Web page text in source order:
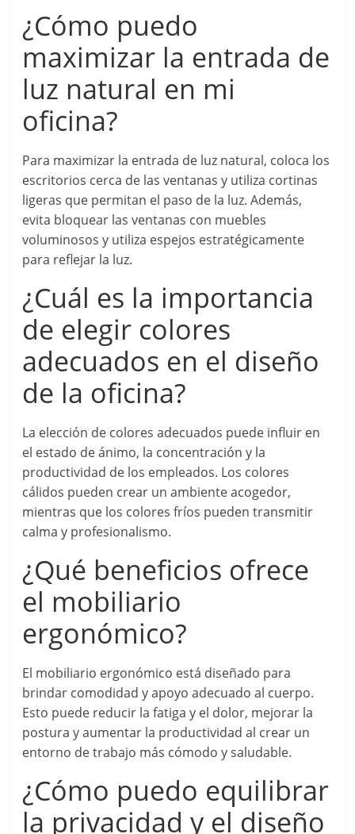
¿Cómo puedo
maximizar la entrada de
luz natural en mi
oficina?
Para maximizar la entrada de luz natural, coloca los
escritorios cerca de las ventanas y utiliza cortinas
ligeras que permitan el paso de la luz. Además,
evita bloquear las ventanas con muebles
voluminosos y utiliza espejos estratégicamente
para reflejar la luz.
¿Cuál es la importancia
de elegir colores
adecuados en el diseño
de la oficina?
La elección de colores adecuados puede influir en
el estado de ánimo, la concentración y la
productividad de los empleados. Los colores
cálidos pueden crear un ambiente acogedor,
mientras que los colores fríos pueden transmitir
calma y profesionalismo.
¿Qué beneficios ofrece
el mobiliario
ergonómico?
El mobiliario ergonómico está diseñado para
brindar comodidad y apoyo adecuado al cuerpo.
Esto puede reducir la fatiga y el dolor, mejorar la
postura y aumentar la productividad al crear un
entorno de trabajo más cómodo y saludable.
¿Cómo puedo equilibrar
la privacidad y el diseño